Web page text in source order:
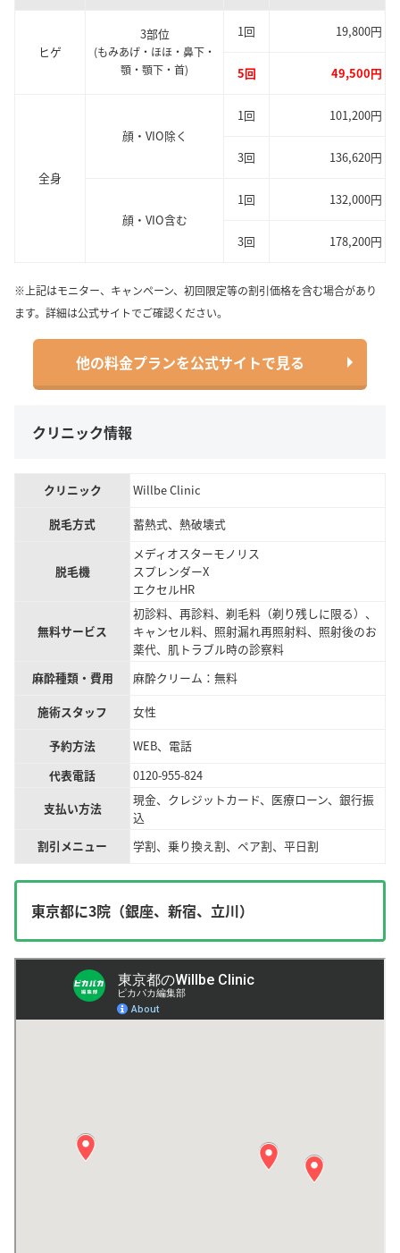
ヒゲ
3部位
(もみあげ・ほほ・鼻下・
顎・顎下・首)
1回 19,800円
5回 49,500円
全身
顔・VIO除く
1回 101,200円
3回 136,620円
顔・VIO含む
1回 132,000円
3回 178,200円
※上記はモニター、キャンペーン、初回限定等の割引価格を含む場合があり
ます。詳細は公式サイトでご確認ください。
他の料金プランを公式サイトで見る
クリニック情報
クリニック
Willbe Clinic
脱毛方式
蓄熱式、熱破壊式
脱毛機
メディオスターモノリス
スプレンダーX
エクセルHR
無料サービス
初診料、再診料、剃毛料（剃り残しに限る）、
キャンセル料、照射漏れ再照射料、照射後のお
薬代、肌トラブル時の診察料
麻酔種類・費用
麻酔クリーム：無料
施術スタッフ
女性
予約方法
WEB、電話
代表電話
0120-955-824
支払い方法
現金、クレジットカード、医療ローン、銀行振
込
割引メニュー
学割、乗り換え割、ペア割、平日割
東京都に3院（銀座、新宿、立川）